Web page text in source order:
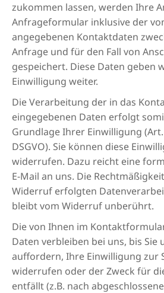
zukommen lassen, werden Ihre
Anfrageformular inklusive der
angegebenen Kontaktdaten
Anfrage und für den Fall von
gespeichert. Diese Daten geben
Einwilligung weiter.
Die Verarbeitung der in das
eingegebenen Daten erfolgt
Grundlage Ihrer Einwilligung (Art.
DSGVO). Sie können diese
widerrufen. Dazu reicht eine
E-Mail an uns. Die
Widerruf erfolgten
bleibt vom Widerruf unberührt.
Die von Ihnen im
Daten verbleiben bei uns, bis Sie
auffordern, Ihre Einwilligung zur
widerrufen oder der Zweck für
entfällt (z.B. nach